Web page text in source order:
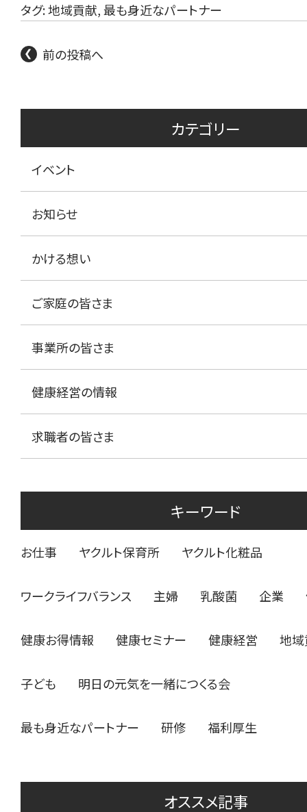
タグ:地域貢献,最も身近なパートナー
前の投稿へ
カテゴリー
イベント
お知らせ
かける想い
ご家庭の皆さま
事業所の皆さま
健康経営の情報
求職者の皆さま
キーワード
お仕事 ヤクルト保育所 ヤクルト化粧品
ワークライフバランス 主婦 乳酸菌 企業
健康お得情報 健康セミナー 健康経営 地
子ども 明日の元気を一緒につくる会
最も身近なパートナー 研修 福利厚生
オススメ記事